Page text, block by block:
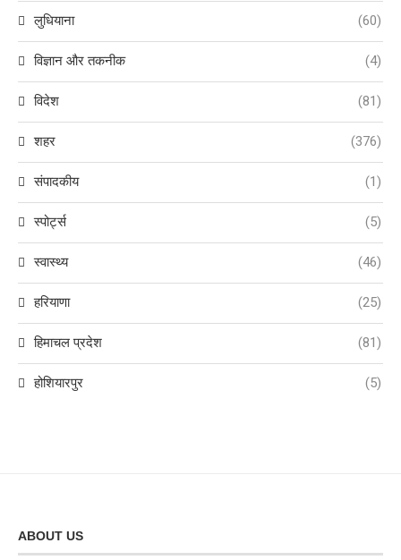
लुधियाना (60)
विज्ञान और तकनीक (4)
विदेश (81)
शहर (376)
संपादकीय (1)
स्पोर्ट्स (5)
स्वास्थ्य (46)
हरियाणा (25)
हिमाचल प्रदेश (81)
होशियारपुर (5)
ABOUT US